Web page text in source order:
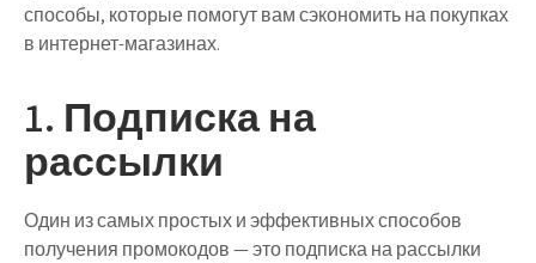
способы, которые помогут вам сэкономить на покупках
в интернет-магазинах.
1. Подписка на
рассылки
Один из самых простых и эффективных способов
получения промокодов — это подписка на рассылки